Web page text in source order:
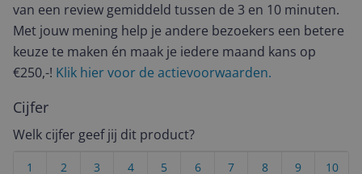
van een review gemiddeld tussen de 3 en 10 minuten.
Met jouw mening help je andere bezoekers een betere
keuze te maken én maak je iedere maand kans op
€250,-! Klik hier voor de actievoorwaarden.
Cijfer
Welk cijfer geef jij dit product?
10
9
8
7
6
5
4
3
2
1